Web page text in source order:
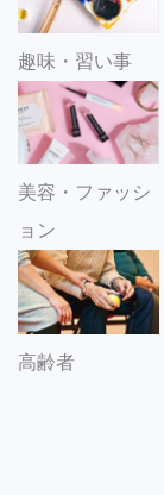
趣味・習い事
美容・ファッシ
ョン
高齢者